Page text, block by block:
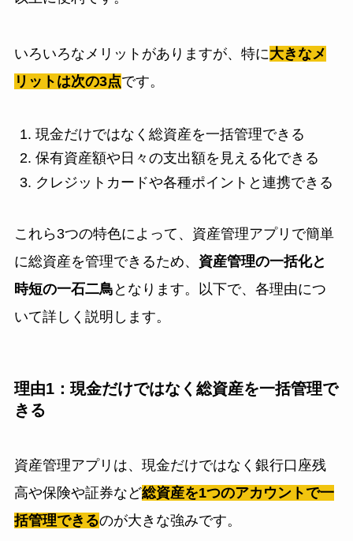
いろいろなメリットがありますが、特に大きなメ
リットは次の3点です。
現金だけではなく総資産を一括管理できる
保有資産額や日々の支出額を見える化できる
クレジットカードや各種ポイントと連携できる
これら3つの特色によって、資産管理アプリで簡単
に総資産を管理できるため、 資産管理の一括化と
時短の一石二鳥 となります。以下で、各理由につ
いて詳しく説明します。
理由1：現金だけではなく総資産を一括管理で
きる
資産管理アプリは、現金だけではなく銀行口座残
高や保険や証券など総資産を1つのアカウントで一
括管理できるのが大きな強みです。